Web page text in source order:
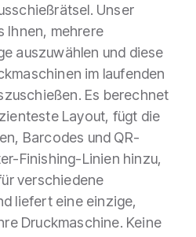
Unser
Ihnen, mehrere
auszuwählen und diese
im laufenden
Es berechnet
Layout, fügt die
Barcodes und QR-
Finishing-Linien hinzu,
verschiedene
liefert eine einzige,
Druckmaschine. Keine